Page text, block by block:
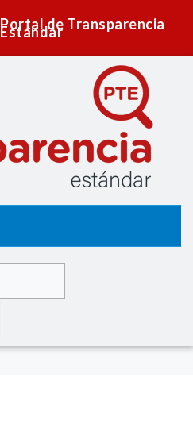
Portal de Transparencia
Estándar